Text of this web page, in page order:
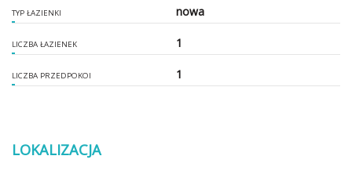
TYP ŁAZIENKI nowa
LICZBA ŁAZIENEK 1
LICZBA PRZEDPOKOI 1
LOKALIZACJA